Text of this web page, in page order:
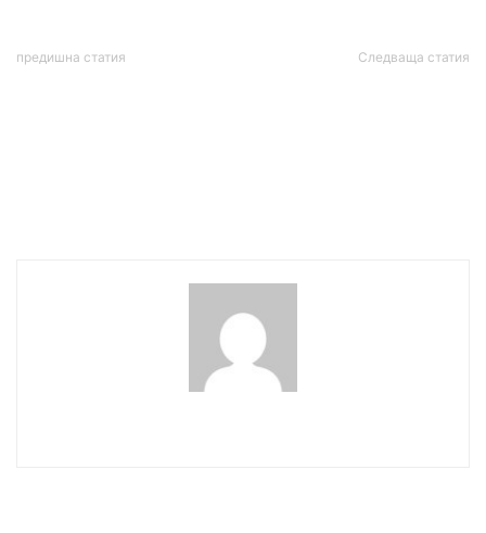
предишна статия Следваща статия